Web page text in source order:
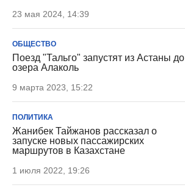
23 мая 2024, 14:39
ОБЩЕСТВО
Поезд "Тальго" запустят из Астаны до
озера Алаколь
9 марта 2023, 15:22
ПОЛИТИКА
Жанибек Тайжанов рассказал о
запуске новых пассажирских
маршрутов в Казахстане
1 июля 2022, 19:26